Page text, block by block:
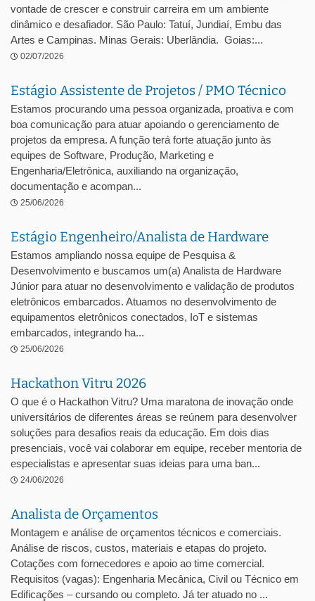
vontade de crescer e construir carreira em um ambiente
dinâmico e desafiador. São Paulo: Tatuí, Jundiaí, Embu das
Artes e Campinas. Minas Gerais: Uberlândia. Goias:...
02/07/2026
Estágio Assistente de Projetos / PMO Técnico
Estamos procurando uma pessoa organizada, proativa e com
boa comunicação para atuar apoiando o gerenciamento de
projetos da empresa. A função terá forte atuação junto às
equipes de Software, Produção, Marketing e
Engenharia/Eletrônica, auxiliando na organização,
documentação e acompan...
25/06/2026
Estágio Engenheiro/Analista de Hardware
Estamos ampliando nossa equipe de Pesquisa &
Desenvolvimento e buscamos um(a) Analista de Hardware
Júnior para atuar no desenvolvimento e validação de produtos
eletrônicos embarcados. Atuamos no desenvolvimento de
equipamentos eletrônicos conectados, IoT e sistemas
embarcados, integrando ha...
25/06/2026
Hackathon Vitru 2026
O que é o Hackathon Vitru? Uma maratona de inovação onde
universitários de diferentes áreas se reúnem para desenvolver
soluções para desafios reais da educação. Em dois dias
presenciais, você vai colaborar em equipe, receber mentoria de
especialistas e apresentar suas ideias para uma ban...
24/06/2026
Analista de Orçamentos
Montagem e análise de orçamentos técnicos e comerciais.
Análise de riscos, custos, materiais e etapas do projeto.
Cotações com fornecedores e apoio ao time comercial.
Requisitos (vagas): Engenharia Mecânica, Civil ou Técnico em
Edificações – cursando ou completo. Já ter atuado no ...